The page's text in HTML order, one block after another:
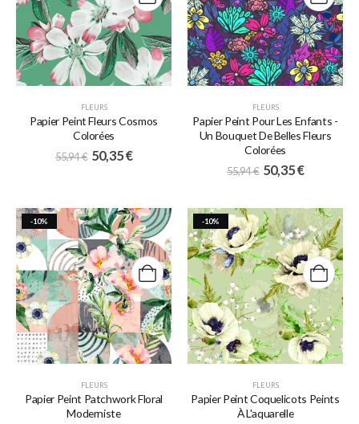
FLEURS
Papier Peint Fleurs Cosmos
Colorées
55,94€ 50,35€
FLEURS
Papier Peint Pour Les Enfants -
Un Bouquet De Belles Fleurs
Colorées
55,94€ 50,35€
-10%
FLEURS
Papier Peint Patchwork Floral
Moderniste
-10%
FLEURS
Papier Peint Coquelicots Peints
À L'aquarelle